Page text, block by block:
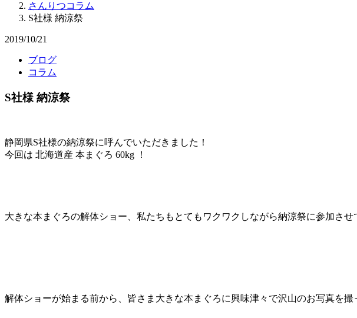
さんりつコラム
S社様 納涼祭
2019/10/21
ブログ
コラム
S社様 納涼祭
静岡県S社様の納涼祭に呼んでいただきました！
今回は 北海道産 本まぐろ 60kg ！
大きな本まぐろの解体ショー、私たちもとてもワクワクしながら納涼祭に参加させ
解体ショーが始まる前から、皆さま大きな本まぐろに興味津々で沢山のお写真を撮